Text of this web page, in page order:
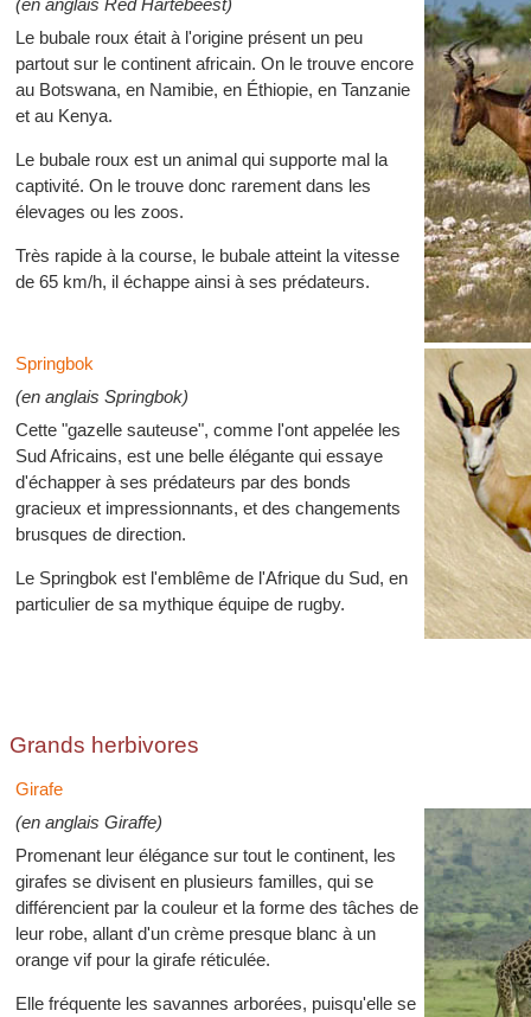
(en anglais Red Hartebeest)
Le bubale roux était à l'origine présent un peu
partout sur le continent africain. On le trouve encore
au Botswana, en Namibie, en Éthiopie, en Tanzanie
et au Kenya.
Le bubale roux est un animal qui supporte mal la
captivité. On le trouve donc rarement dans les
élevages ou les zoos.
Très rapide à la course, le bubale atteint la vitesse
de 65 km/h, il échappe ainsi à ses prédateurs.
Springbok
(en anglais Springbok)
Cette "gazelle sauteuse", comme l'ont appelée les
Sud Africains, est une belle élégante qui essaye
d'échapper à ses prédateurs par des bonds
gracieux et impressionnants, et des changements
brusques de direction.
Le Springbok est l'emblême de l'Afrique du Sud, en
particulier de sa mythique équipe de rugby.
Grands herbivores
Girafe
(en anglais Giraffe)
Promenant leur élégance sur tout le continent, les
girafes se divisent en plusieurs familles, qui se
différencient par la couleur et la forme des tâches de
leur robe, allant d'un crème presque blanc à un
orange vif pour la girafe réticulée.
Elle fréquente les savannes arborées, puisqu'elle se